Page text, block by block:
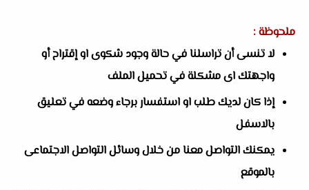
ملحوظة :
لا تنسى أن تراسلنا في حالة وجود شكوى او إقتراح أو
واجهتك اى مشكلة في تحميل الملف
إذا كان لديك طلب او استفسار برجاء وضعه في تعليق
بالاسفل
يمكنك التواصل معنا من خلال وسائل التواصل الاجتماعى
بالموقع